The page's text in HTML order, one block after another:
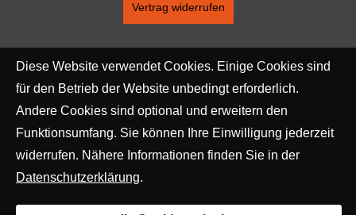
Vertrag widerrufen
Diese Website verwendet Cookies. Einige Cookies sind
für den Betrieb der Website unbedingt erforderlich.
Andere Cookies sind optional und erweitern den
Funktionsumfang. Sie können Ihre Einwilligung jederzeit
widerrufen. Nähere Informationen finden Sie in der
Datenschutzerklärung.